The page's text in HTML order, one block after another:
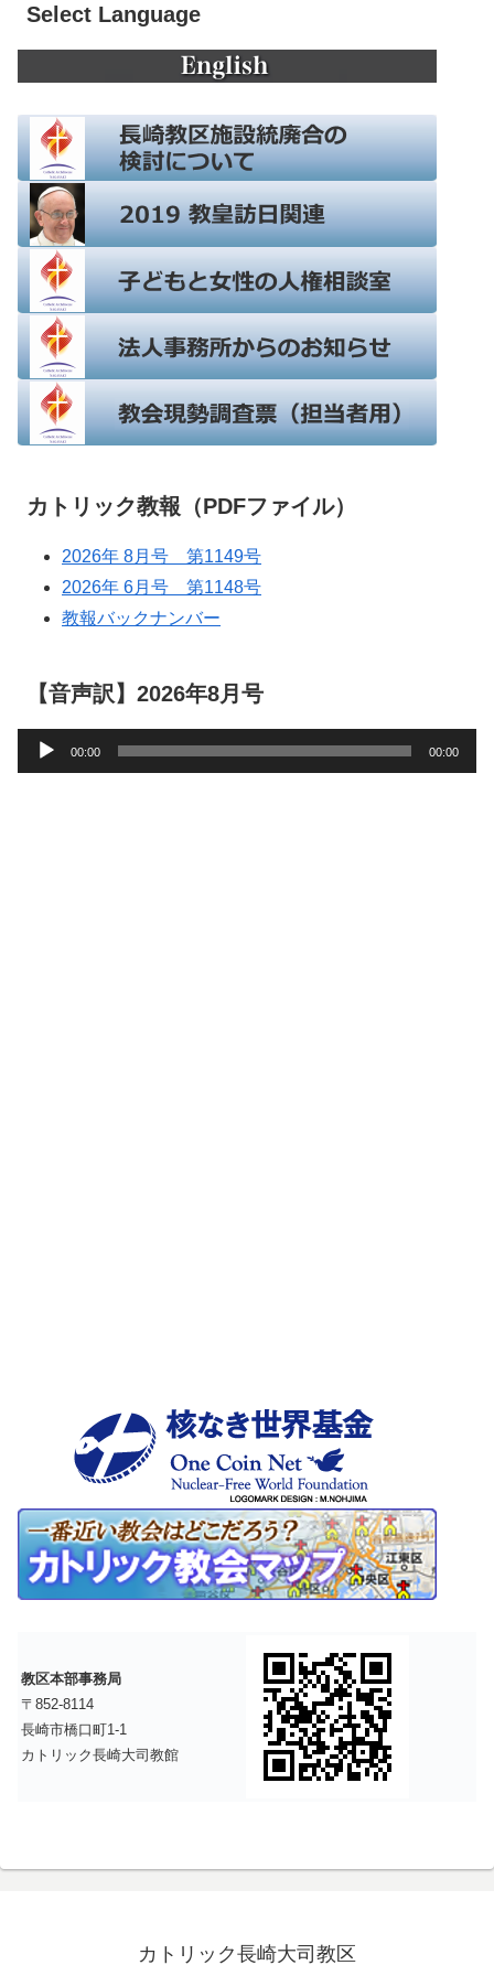
Select Language
カトリック教報（PDFファイル）
2026年 8月号 第1149号
2026年 6月号 第1148号
教報バックナンバー
【音声訳】2026年8月号
声
00:00 00:00
教区本部事務局
〒852-8114
長崎市橋口町1-1
カトリック長崎大司教館
カトリック長崎大司教区